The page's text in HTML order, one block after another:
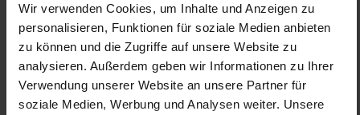
Wir verwenden Cookies, um Inhalte und Anzeigen zu
personalisieren, Funktionen für soziale Medien anbieten
zu können und die Zugriffe auf unsere Website zu
analysieren. Außerdem geben wir Informationen zu Ihrer
Verwendung unserer Website an unsere Partner für
soziale Medien, Werbung und Analysen weiter. Unsere
Products
CarCare
BoatCare